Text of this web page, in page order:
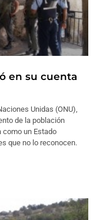
en su cuenta
Unidas (ONU),
de la población
como un Estado
que no lo reconocen.